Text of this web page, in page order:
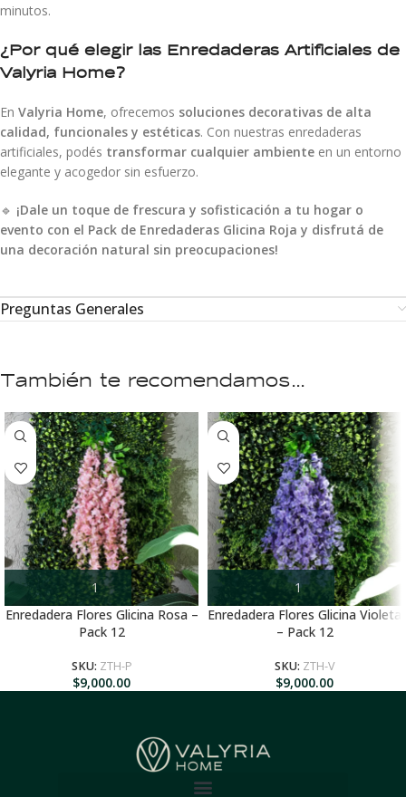
minutos.
¿Por qué elegir las Enredaderas Artificiales de
Valyria Home?
En Valyria Home, ofrecemos soluciones decorativas de alta
calidad, funcionales y estéticas. Con nuestras enredaderas
artificiales, podés transformar cualquier ambiente en un entorno
elegante y acogedor sin esfuerzo.
🔹 ¡Dale un toque de frescura y sofisticación a tu hogar o
evento con el Pack de Enredaderas Glicina Roja y disfrutá de
una decoración natural sin preocupaciones!
Preguntas Generales
También te recomendamos…
Enredadera Flores Glicina Rosa –
Pack 12
SKU: ZTH-P
$9,000.00
Enredadera Flores Glicina Violeta
– Pack 12
SKU: ZTH-V
$9,000.00